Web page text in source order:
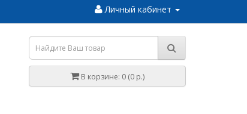
Личный кабинет
В корзине: 0 (0 р.)